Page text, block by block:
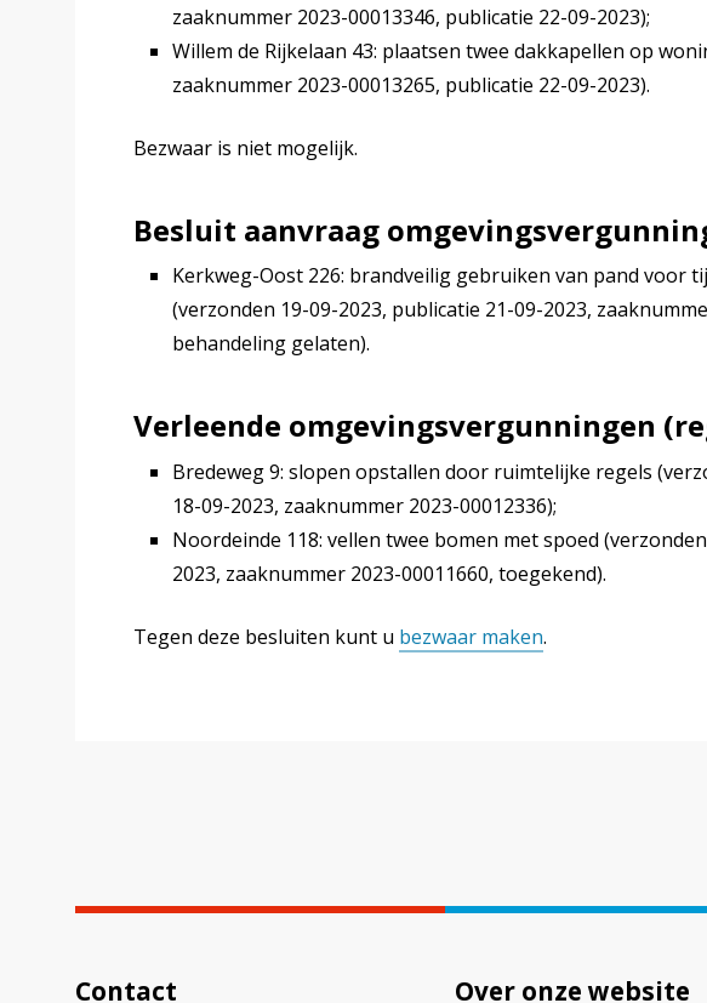
zaaknummer 2023-00013346, publicatie 22-09-2023);
Willem de Rijkelaan 43: plaatsen twee dakkapellen op
zaaknummer 2023-00013265, publicatie 22-09-2023).
Bezwaar is niet mogelijk.
Besluit aanvraag
Kerkweg-Oost 226: brandveilig gebruiken van pand voor
(verzonden 19-09-2023, publicatie 21-09-2023,
behandeling gelaten).
Verleende omgevingsvergunningen
Bredeweg 9: slopen opstallen door ruimtelijke regels
18-09-2023, zaaknummer 2023-00012336);
Noordeinde 118: vellen twee bomen met spoed
2023, zaaknummer 2023-00011660, toegekend).
Tegen deze besluiten kunt u bezwaar maken.
Contact Over onze website